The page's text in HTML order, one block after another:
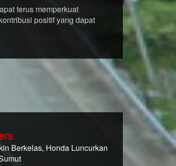
terus memperkuat
positif yang dapat
Berkelas, Honda Luncurkan